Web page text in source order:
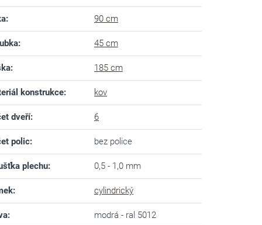
: 90 cm
: 45 cm
: 185 cm
konstrukce: kov
dveří: 6
polic: bez police
plechu: 0,5 - 1,0 mm
: cylindrický
: modrá - ral 5012